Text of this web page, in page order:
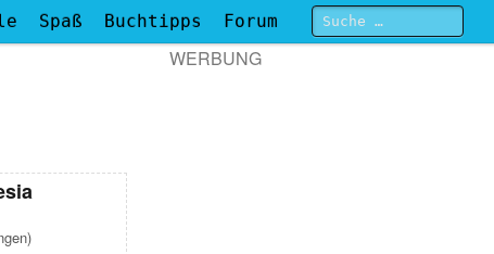
Spaß Buchtipps
Forum
WERBUNG